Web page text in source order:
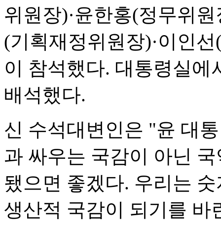
위원장)·윤한홍(정무위
(기획재정위원장)·이인
이 참석했다. 대통령실에
배석했다.
신 수석대변인은 "윤 대
과 싸우는 국감이 아닌
됐으면 좋겠다. 우리는
생산적 국감이 되기를 바